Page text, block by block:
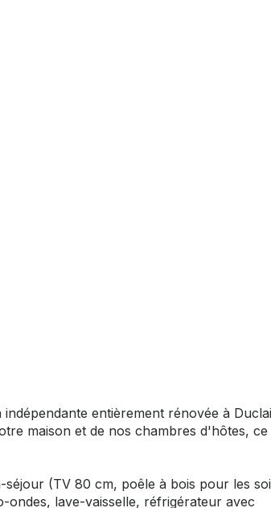
entièrement rénovée à
maison et de nos chambres d'hôtes, ce
(TV 80 cm, poêle à bois pour les
lave-vaisselle, réfrigérateur avec